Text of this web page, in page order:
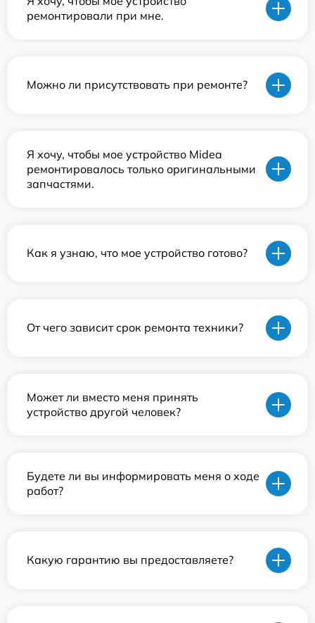
ремонтировали при мне.
Можно ли присутствовать при ремонте?
Я хочу, чтобы мое устройство Midea
ремонтировалось только оригинальными
запчастями.
Как я узнаю, что мое устройство готово?
От чего зависит срок ремонта техники?
Может ли вместо меня принять
устройство другой человек?
Будете ли вы информировать меня о ходе
работ?
Какую гарантию вы предоставляете?